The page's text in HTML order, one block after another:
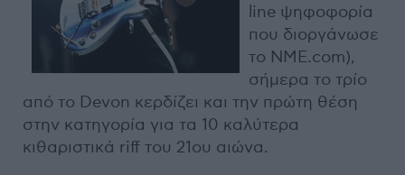
line ψηφοφορία
που διοργάνωσε
το ΝΜΕ.com),
σήμερα το τρίο
από το Devon κερδίζει και την πρώτη θέση
στην κατηγορία για τα 10 καλύτερα
κιθαριστικά riff του 21ου αιώνα.